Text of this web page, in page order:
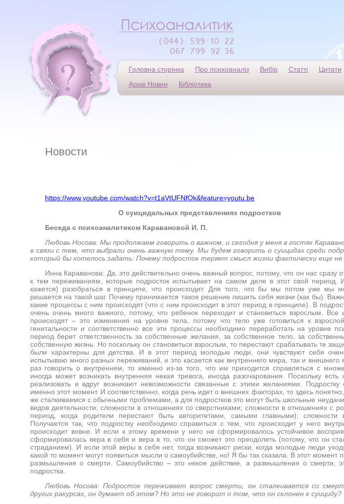
Головна сторінка Про психоаналіз Вибір Статті Цитати
Архів Новин
Бібліотека
Новости
https://www.youtube.com/watch?v=t1aVtUFNfOk&feature=youtu.be
О суицидальных представлениях подростков
Беседа с психоаналитиком Каравановой И. П.
Любовь Носова: Мы продолжаем говорить о важном, и сегодня у меня в гостях
в связи с тем, что выбрали очень важную тему. Мы будем говорить о суицидах среди
который бы хотелось задать: Почему подросток теряет смысл жизни фактически еще не
Инна Караванова: Да, это действительно очень важный вопрос, потому, что он нас сразу
к тем переживаниям, которые подросток испытывает на самом деле в этот свой период.
кажется) разобраться в принципе, что происходит. Для того, что бы мы потом уже мы
решается на такой шаг. Почему принимается такое решение лишить себя жизни (как бы).
какие процессы с ним происходят (что с ним происходит в этот период в принципе). В
очень очень много важного, потому, что ребенок переходит и становиться взрослым.
происходят – это изменения на уровне тела, потому что тело уже готовиться к
генитальности и соответственно все эти процессы необходимо переработать на уровне
период берет ответственность за собственные желания, за собственное тело, за
собственную жизнь. Но поскольку он становиться взрослым, то перестают срабатывать те
были характерны для детства. И в этот период молодые люди, они чувствуют себя
испытываю много разных переживаний, и это касается как внутреннего мира, так и внешнего
раз говорить о внутреннем, то именно из-за того, что им приходится справляться с
иногда может возникать внутренняя некая тревога, иногда разочарования. Поскольку
реализовать и вдруг возникают невозможности связанные с этими желаниями. Подростку
именно этот момент. И соответственно, когда речь идет о внешних факторах, то здесь
же сталкиваемся с обычными проблемами, а для подростков это могут быть школьные
видов деятельности; сложности в отношениях со сверстниками; сложности в отношениях с
период, когда родители перестают быть авторитетами, самыми главными); сложности
Получается так, что подростку необходимо справиться с тем, что происходит у него
происходит вовне. И если к этому времени у него не сформировалось устойчивое
сформировалась вера в себя и вера в то, что он сможет это преодолеть (потому, что он
страданием). И если этой веры в себя нет, тогда возникают риски, когда молодые люди
какой то момент могут появиться мысли о самоубийстве, но! Я бы так сказала. В этот момент
размышления о смерти. Самоубийство – это некое действие, а размышления о смерти,
подростка.
Любовь Носова: Подросток переживает вопрос смерти, он сталкивается со
других ракурсах, он думает об этом? Но это не говорит о том, что он склонен к суициду?